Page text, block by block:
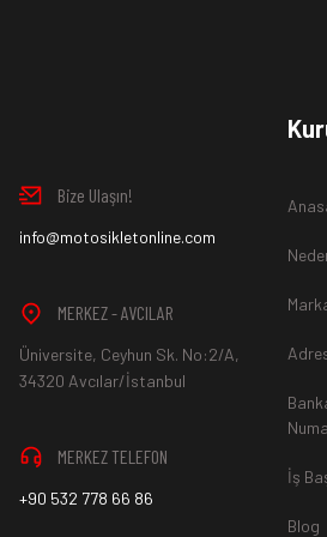
www.MotosikletOnline.com
Aksi durum söz konusu olduğunda
*İade ve Değişim sürecinde
Ürün mağazamıza ulaştıktan
hesaba ya da Kredi Kartına "Beş
Bize Ulaşın!
info@motosikletonline.com
MERKEZ - AVCILAR
Üniversite, Ceyhun Sk. No:2/A,
34320 Avcılar/İstanbul
MERKEZ TELEFON
+90 532 778 66 86
İş
Blog